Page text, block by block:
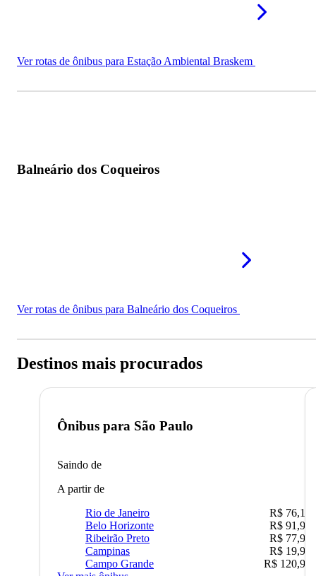
Ver rotas de ônibus para Estação Ambiental Braskem
Balneário dos Coqueiros
Ver rotas de ônibus para Balneário dos Coqueiros
Destinos mais procurados
Ônibus para São Paulo
Saindo de
A partir de
Rio de Janeiro
R$ 76,10
Belo Horizonte
R$ 91,90
Ribeirão Preto
R$ 77,90
Campinas
R$ 19,90
Campo Grande
R$ 120,90